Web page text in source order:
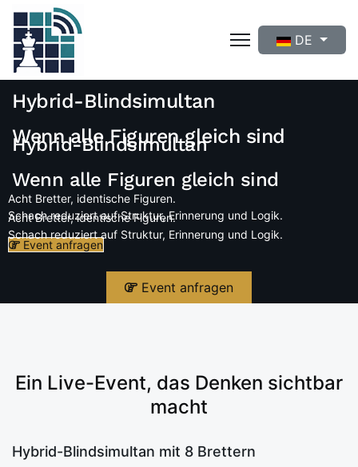
SpracheDE
Hybrid-Blindsimultan
Wenn alle Figuren gleich sind
Acht Bretter, identische Figuren.
Schach reduziert auf Struktur, Erinnerung und Logik.
Event anfragen
Hybrid-Blindsimultan
Wenn alle Figuren gleich sind
Acht Bretter, identische Figuren.
Schach reduziert auf Struktur, Erinnerung und Logik.
Event anfragen
Ein Live-Event, das Denken sichtbar
macht
Hybrid-Blindsimultan mit 8 Brettern